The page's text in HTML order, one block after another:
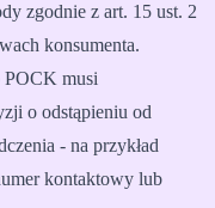
zgodnie z art. 15 ust. 2
konsumenta.
POCK musi
o odstąpieniu od
- na przykład
kontaktowy lub